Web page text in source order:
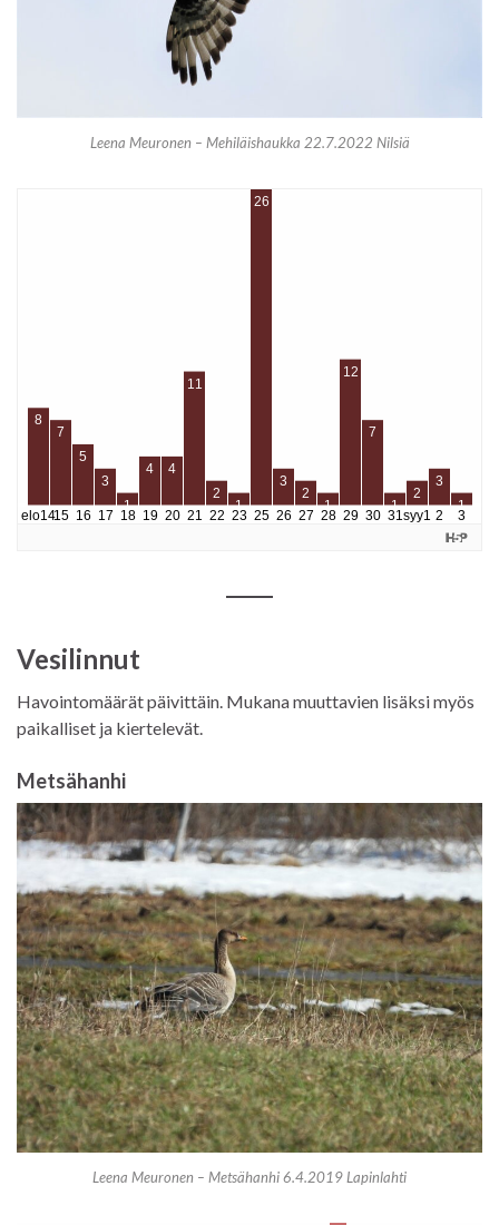
Leena Meuronen – Mehiläishaukka 22.7.2022 Nilsiä
Vesilinnut
Havointomäärät päivittäin. Mukana muuttavien lisäksi myös
paikalliset ja kiertelevät.
Metsähanhi
Leena Meuronen – Metsähanhi 6.4.2019 Lapinlahti